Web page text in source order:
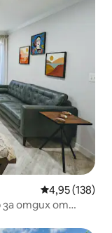
Средна
4,95 (138)